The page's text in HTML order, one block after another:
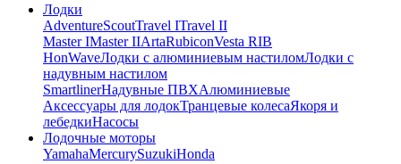
Лодки
AdventureScoutTravel ITravel II
Master IMaster IIArtaRubiconVesta RIB
HonWaveЛодки с алюминиевым настиломЛодки с
надувным настилом
SmartlinerНадувные ПВХАлюминиевые
Аксессуары для лодокТранцевые колесаЯкоря и
лебедкиНасосы
Лодочные моторы
YamahaMercurySuzukiHonda